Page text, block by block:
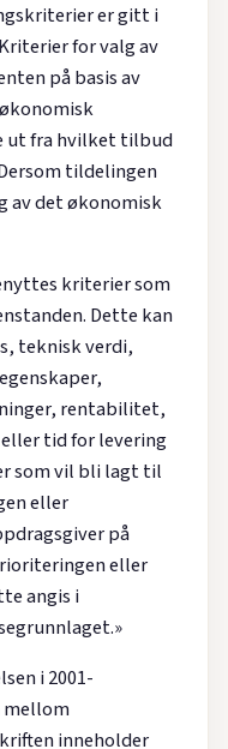
er gitt i
for valg av
på basis av
ut fra hvilket tilbud
tildelingen
av det økonomisk
kriterier som
Dette kan
teknisk verdi,
rentabilitet,
tid for levering
som vil bli lagt til
eller
på
eller
angis i
i 2001-
mellom
inneholder